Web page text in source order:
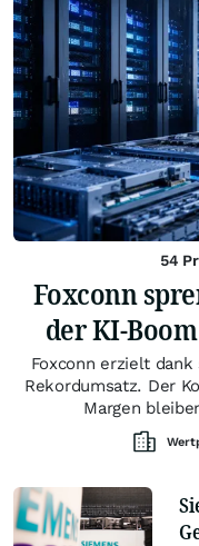
54
Foxconn
der KI-
Foxconn erzielt
Rekordumsatz. Der
Margen